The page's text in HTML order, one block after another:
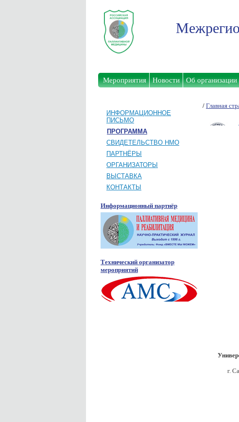
Мероприятия Новости Об организации
ИНФОРМАЦИОННОЕ
ПИСЬМО
ПРОГРАММА
СВИДЕТЕЛЬСТВО НМО
ПАРТНЁРЫ
ОРГАНИЗАТОРЫ
ВЫСТАВКА
КОНТАКТЫ
Информационный партнёр
Технический организатор
мероприятий
/ Главная
г.